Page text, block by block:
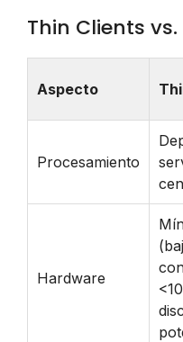
Thin Clients
Aspecto
Procesamiento
Hardware